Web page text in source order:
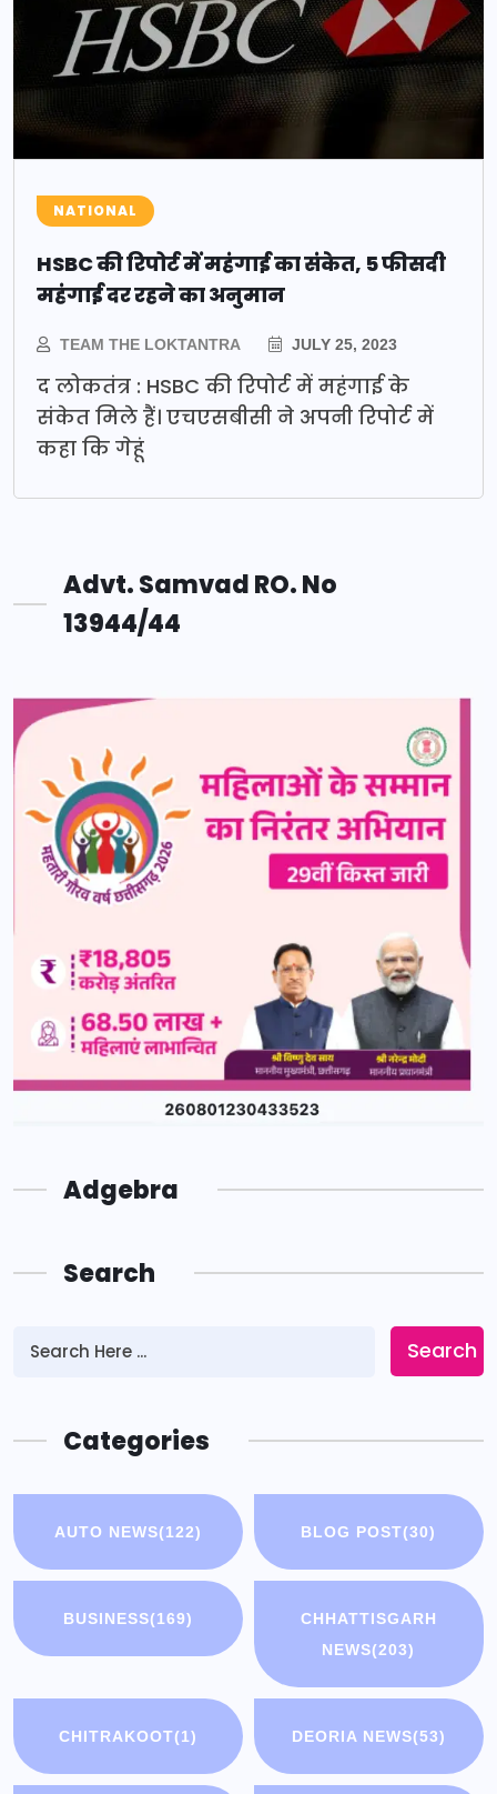
NATIONAL
HSBC की रिपोर्ट में महंगाई का संकेत, 5 फीसदी
महंगाई दर रहने का अनुमान
TEAM THE LOKTANTRA JULY 25, 2023
द लोकतंत्र : HSBC की रिपोर्ट में महंगाई के
संकेत मिले हैं। एचएसबीसी ने अपनी रिपोर्ट में
कहा कि गेहूं
Advt. Samvad RO. No
13944/44
Adgebra
Search
Search
Categories
AUTO NEWS(122) BLOG POST(30)
BUSINESS(169)
CHHATTISGARH
NEWS(203)
CHITRAKOOT(1) DEORIA NEWS(53)